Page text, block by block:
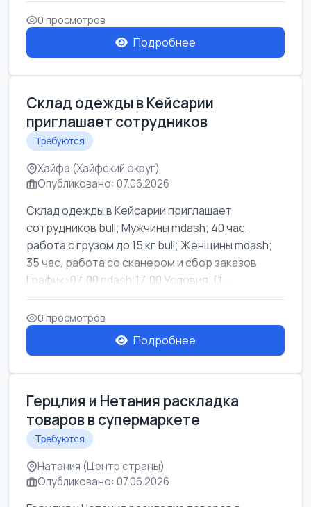
0 просмотров
Подробнее
Склад одежды в Кейсарии
приглашает сотрудников
Требуются
Хайфа (Хайфский округ)
Опубликовано: 07.06.2026
Склад одежды в Кейсарии приглашает
сотрудников bull; Мужчины mdash; 40 час,
работа с грузом до 15 кг bull; Женщины mdash;
35 час, работа со сканером и сбор заказов
График: 07:00 ndash;17:00 Условия: П...
0 просмотров
Подробнее
Герцлия и Нетания раскладка
товаров в супермаркете
Требуются
Натания (Центр страны)
Опубликовано: 07.06.2026